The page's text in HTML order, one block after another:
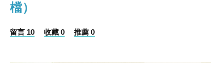
檔）
留言 10 收藏 0 推薦 0